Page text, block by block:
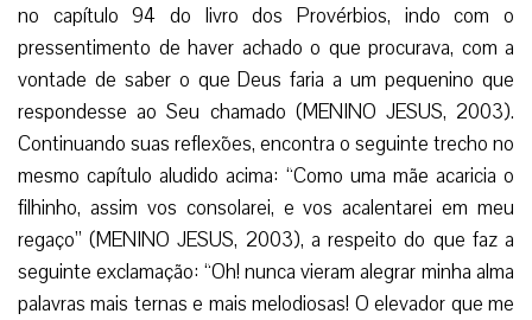
no capítulo 94 do livro dos Provérbios, indo com o
pressentimento de haver achado o que procurava, com a
vontade de saber o que Deus faria a um pequenino que
respondesse ao Seu chamado (MENINO JESUS, 2003).
Continuando suas reflexões, encontra o seguinte trecho no
mesmo capítulo aludido acima: “Como uma mãe acaricia o
filhinho, assim vos consolarei, e vos acalentarei em meu
regaço” (MENINO JESUS, 2003), a respeito do que faz a
seguinte exclamação: “Oh! nunca vieram alegrar minha alma
palavras mais ternas e mais melodiosas! O elevador que me